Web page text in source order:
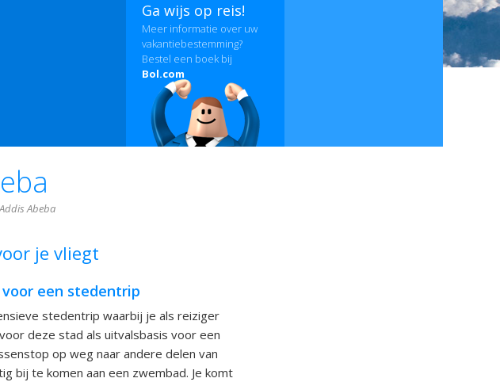
Ga wijs op reis!
Meer informatie over uw
vakantiebestemming?
Bestel een boek bij
Bol.com
Abeba
je vliegt
een stedentrip
stedentrip waarbij je als reiziger
deze stad als uitvalsbasis voor een
op weg naar andere delen van
bij te komen aan een zwembad. Je komt